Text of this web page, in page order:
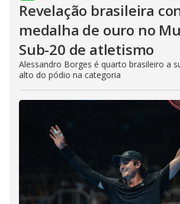
Revelação brasileira
medalha de ouro no
Sub-20 de atletismo
Alessandro Borges é quarto brasileiro a
alto do pódio na categoria